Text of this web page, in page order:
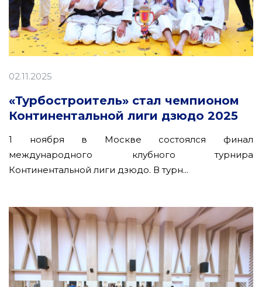
02.11.2025
«Турбостроитель» стал чемпионом
Континентальной лиги дзюдо 2025
1 ноября в Москве состоялся финал
международного клубного турнира
Континентальной лиги дзюдо. В турн...